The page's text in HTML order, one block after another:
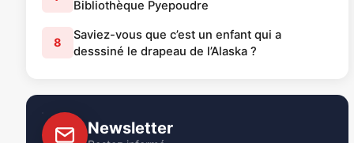
Bibliothèque Pyepoudre
8
Saviez-vous que c’est un enfant qui a
desssiné le drapeau de l’Alaska ?
Newsletter